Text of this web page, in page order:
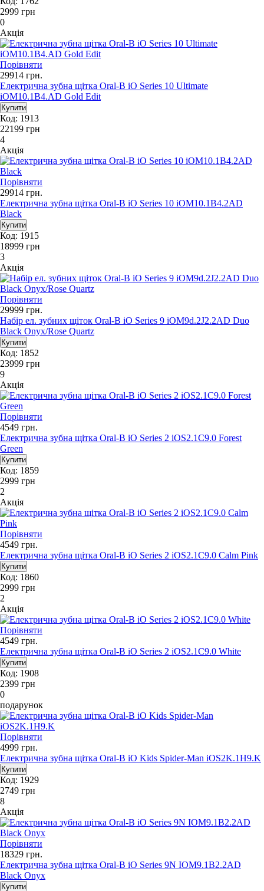
2999 грн
0
Акція
Порівняти
29914 грн.
Електрична зубна щітка Oral-B iO Series 10 Ultimate
iOM10.1B4.AD Gold Edit
Код: 1913
22199 грн
4
Акція
Порівняти
29914 грн.
Електрична зубна щітка Oral-B iO Series 10 iOM10.1B4.2AD
Black
Код: 1915
18999 грн
3
Акція
Порівняти
29999 грн.
Набір ел. зубних щіток Oral-B iO Series 9 iOM9d.2J2.2AD Duo
Black Onyx/Rose Quartz
Код: 1852
23999 грн
9
Акція
Порівняти
4549 грн.
Електрична зубна щітка Oral-B iO Series 2 iOS2.1C9.0 Forest
Green
Код: 1859
2999 грн
2
Акція
Порівняти
4549 грн.
Електрична зубна щітка Oral-B iO Series 2 iOS2.1C9.0 Calm Pink
Код: 1860
2999 грн
2
Акція
Порівняти
4549 грн.
Електрична зубна щітка Oral-B iO Series 2 iOS2.1C9.0 White
Код: 1908
2399 грн
0
подарунок
Порівняти
4999 грн.
Електрична зубна щітка Oral-B iO Kids Spider-Man iOS2K.1H9.K
Код: 1929
2749 грн
8
Акція
Порівняти
18329 грн.
Електрична зубна щітка Oral-B iO Series 9N IOM9.1B2.2AD
Black Onyx